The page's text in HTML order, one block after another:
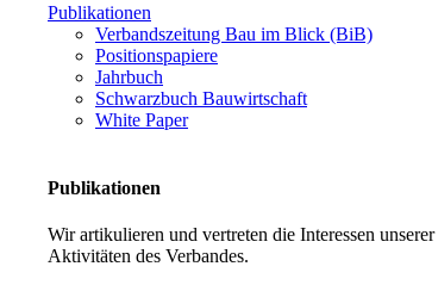
Publikationen
Verbandszeitung Bau im Blick (BiB)
Positionspapiere
Jahrbuch
Schwarzbuch Bauwirtschaft
White Paper
Publikationen
Wir artikulieren und vertreten die Interessen
Aktivitäten des Verbandes.